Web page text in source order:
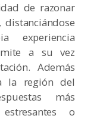
de razonar
a su vez
Además
la región del
más
o